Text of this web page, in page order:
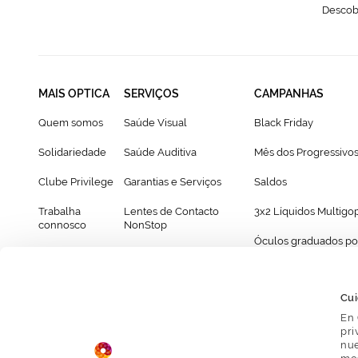
En
MAIS OPTICA
Quem somos
Solidariedade
Clube Privilege
Trabalha
connosco
SERVIÇOS
Saúde Visual
Saúde Auditiva
Garantias e Serviços
Lentes de Contacto
NonStop
CAMPANHAS
Black Friday
Mês dos Progressivos
Saldos
3x2 Líquidos
Óculos graduados